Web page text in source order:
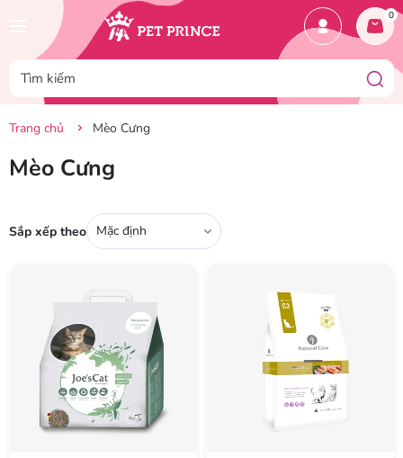
0
Trang chủ Mèo Cưng
Mèo Cưng
Sắp xếp theo Mặc định